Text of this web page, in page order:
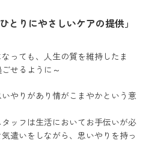
とりにやさしいケアの提供」
っても、人生の質を維持したま
せるように～
やりがあり情がこまやかという意
ッフは生活においてお手伝いが必
遣いをしながら、思いやりを持っ